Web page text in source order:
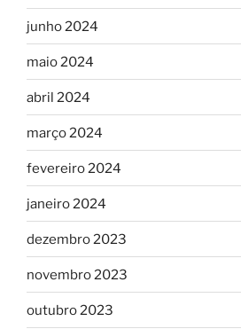
junho 2024
maio 2024
abril 2024
março 2024
fevereiro 2024
janeiro 2024
dezembro 2023
novembro 2023
outubro 2023